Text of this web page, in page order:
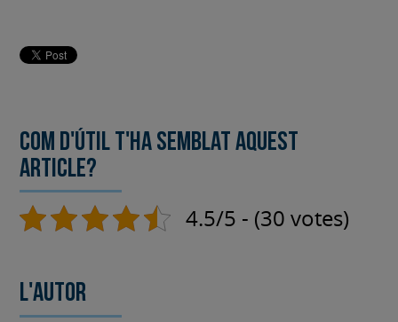
Com d'útil t'ha semblat aquest
article?
4.5/5 - (30 votes)
L'autor